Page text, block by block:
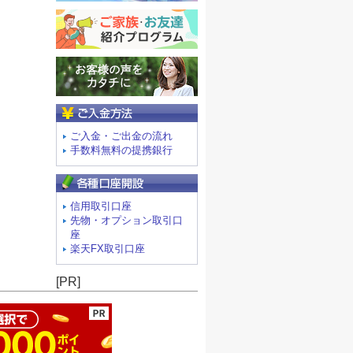
ご入金・ご出金の流れ
手数料無料の提携銀行
信用取引口座
先物・オプション取引口
座
楽天FX取引口座
[PR]